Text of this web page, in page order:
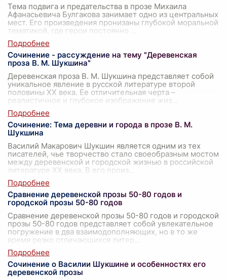
Тема подвига и предательства в прозе Михаила
Афанасьевича Булгакова занимает одно из центральных
мест. Его произведения пронизаны глубокой моральной
тематикой, где герои постоянно
Сочинение - рассуждение на тему "Деревенская
проза В. М. Шукшина"
Деревенская проза В. М. Шукшина представляет собой
уникальное явление в русской литературе второй
половины XX века. Ее отличительная черта –
реалистичное и глубокое изображение жиз
Сочинение: Тема деревни и города в прозе В. М.
Шукшина
Василий Макарович Шукшин является одним из тех
писателей, чье творчество стало своеобразным мостом
между деревенской и городской жизнью в российской
литературе XX века. В его произ
Сравнение деревенской прозы 50-80 годов и
городской прозы 50-80 годов
Сравнение деревенской прозы 50-80 годов и городской
прозы 50-80 годов представляет собой увлекательное
погружение в два взаимодополняющих, но в то же
время резко отличающихся литер
Сочинение о Василии Шукшине и особенностях его
деревенской прозы